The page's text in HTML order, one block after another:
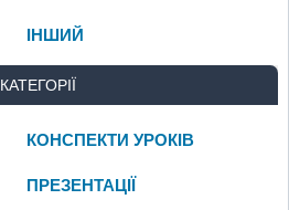
ІНШИЙ
КАТЕГОРІЇ
КОНСПЕКТИ УРОКІВ
ПРЕЗЕНТАЦІЇ